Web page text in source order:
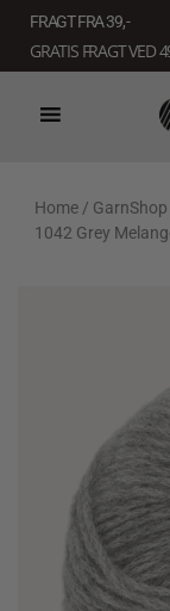
indholdet
FRAGT FRA 39, -
GRATIS FRAGT VED
Home / GarnShop
1042 Grey